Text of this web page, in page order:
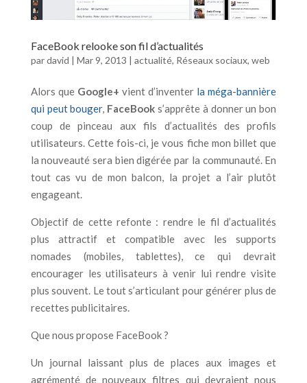
FaceBook relooke son fil d’actualités
pardavid | Mar 9, 2013 | actualité, Réseaux sociaux, web
Alors que Google+ vient d’inventer la méga-bannière
qui peut bouger, FaceBook s’apprête à donner un bon
coup de pinceau aux fils d’actualités des profils
utilisateurs. Cette fois-ci, je vous fiche mon billet que
la nouveauté sera bien digérée par la communauté. En
tout cas vu de mon balcon, la projet a l’air plutôt
engageant.
Objectif de cette refonte : rendre le fil d’actualités
plus attractif et compatible avec les supports
nomades (mobiles, tablettes), ce qui devrait
encourager les utilisateurs à venir lui rendre visite
plus souvent. Le tout s’articulant pour générer plus de
recettes publicitaires.
Que nous propose FaceBook ?
Un journal laissant plus de places aux images et
agrémenté de nouveaux filtres qui devraient nous